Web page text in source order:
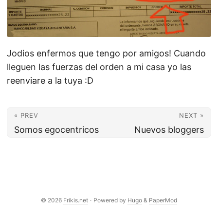
Jodios enfermos que tengo por amigos! Cuando
lleguen las fuerzas del orden a mi casa yo las
reenviare a la tuya :D
« PREV
Somos egocentricos
NEXT »
Nuevos bloggers
© 2026 Frikis.net · Powered by Hugo & PaperMod